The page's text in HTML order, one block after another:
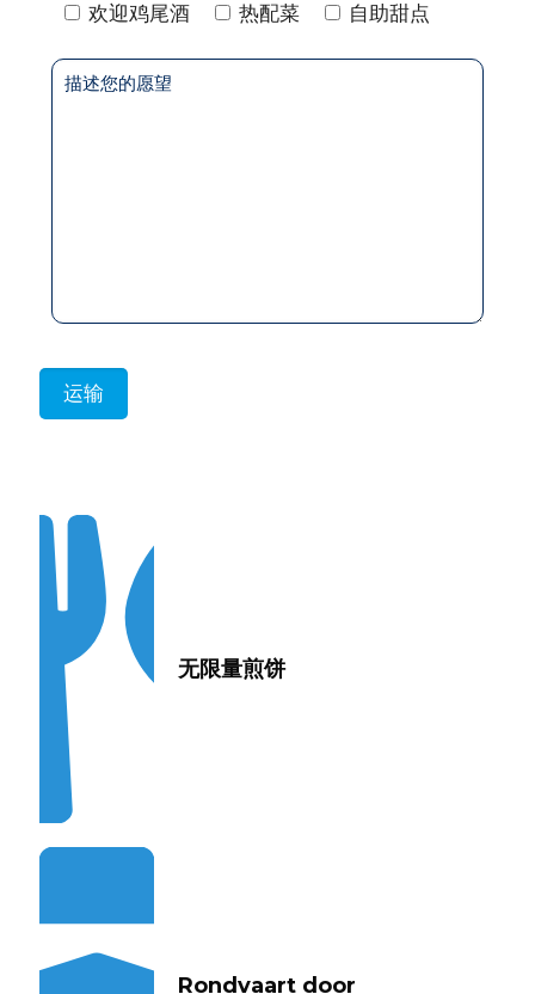
欢迎鸡尾酒
热配菜 自助甜点
无限量煎饼
Rondvaart door